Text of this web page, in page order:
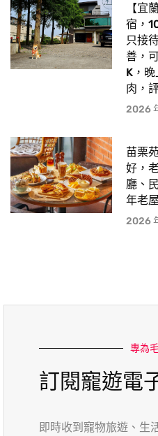
【宜
宿，
只接
善，
K，
肉，
2026
苗栗
好，
廳、
年老
2026
專為
訂閱寵遊電
即時收到寵物旅遊、生